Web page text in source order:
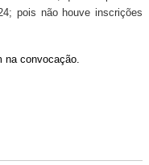
pois não houve inscrições
na convocação.